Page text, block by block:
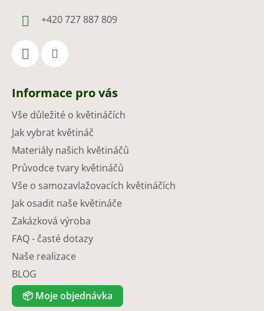
+420 727 887 809
Informace pro vás
Vše důležité o květináčích
Jak vybrat květináč
Materiály našich květináčů
Průvodce tvary květináčů
Vše o samozavlažovacích květináčích
Jak osadit naše květináče
Zakázková výroba
FAQ - časté dotazy
Naše realizace
BLOG
📦 Moje objednávka